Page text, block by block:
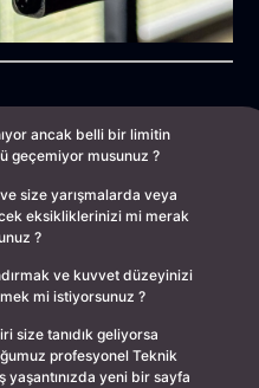
ancak belli bir limitin
geçemiyor musunuz ?
ve size yarışmalarda veya
eksikliklerinizi mi merak
?
ve kuvvet düzeyinizi
mi istiyorsunuz ?
size tanıdık geliyorsa
profesyonel Teknik
yaşantınızda yeni bir sayfa